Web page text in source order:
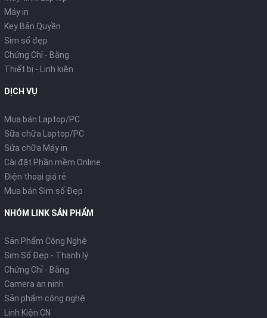
Máy in
Key Bản Quyền
Sim số đẹp
Chứng Chỉ - Bằng
Thiết bị - Linh kiện
DỊCH VỤ
Mua bán Laptop/PC
Sữa chữa Laptop/PC
Sửa chữa Máy in
Cài đặt Phần mềm Online
Điện thoại giá rẻ
Mua bán Sim số Đẹp
NHÓM LINK SẢN PHẨM
Sản Phẩm Công Nghệ
Sim Số Đẹp - Thanh lý
Chứng Chỉ - Bằng
Camera an ninh
Sản phẩm công nghệ
Linh Kiện CN